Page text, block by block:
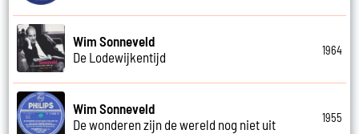
Wim Sonneveld
De Lodewijkentijd
1964
Wim Sonneveld
De wonderen zijn de wereld nog niet uit
1955